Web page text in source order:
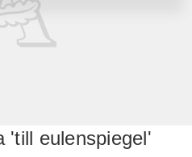
'till eulenspiegel'